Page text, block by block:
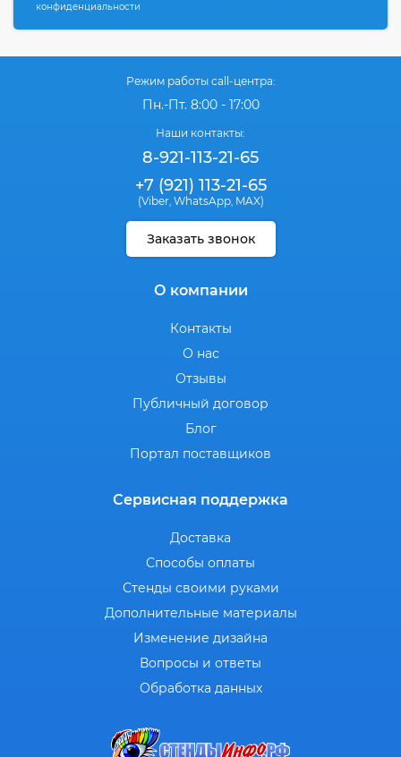
конфиденциальности
Режим работы call-центра:
Пн.-Пт. 8:00 - 17:00
Наши контакты:
8-921-113-21-65
+7 (921) 113-21-65
(Viber, WhatsApp, MAX)
Заказать звонок
О компании
Контакты
О нас
Отзывы
Публичный договор
Блог
Портал поставщиков
Сервисная поддержка
Доставка
Способы оплаты
Стенды своими руками
Дополнительные материалы
Изменение дизайна
Вопросы и ответы
Обработка данных